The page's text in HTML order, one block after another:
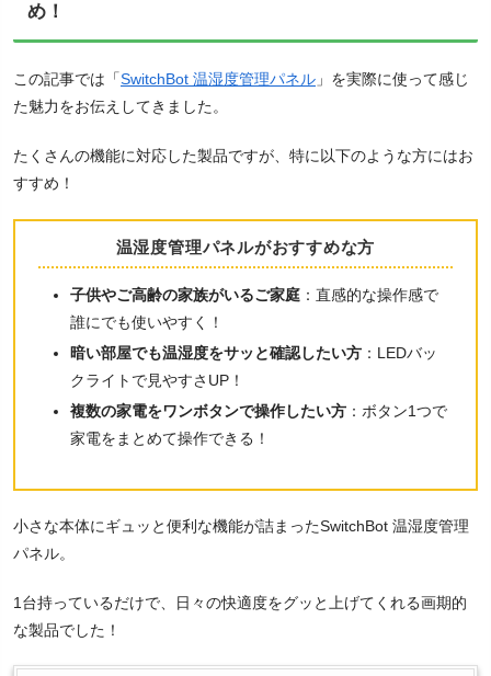
め！
この記事では「SwitchBot 温湿度管理パネル 」を実際に使って感じ
た魅力をお伝えしてきました。
たくさんの機能に対応した製品ですが、特に以下のような方にはお
すすめ！
温湿度管理パネルがおすすめな方
子供やご高齢の家族がいるご家庭：直感的な操作感で
誰にでも使いやすく！
暗い部屋でも温湿度をサッと確認したい方：LEDバッ
クライトで見やすさUP！
複数の家電をワンボタンで操作したい方：ボタン1つで
家電をまとめて操作できる！
小さな本体にギュッと便利な機能が詰まったSwitchBot 温湿度管理
パネル。
1台持っているだけで、日々の快適度をグッと上げてくれる画期的
な製品でした！